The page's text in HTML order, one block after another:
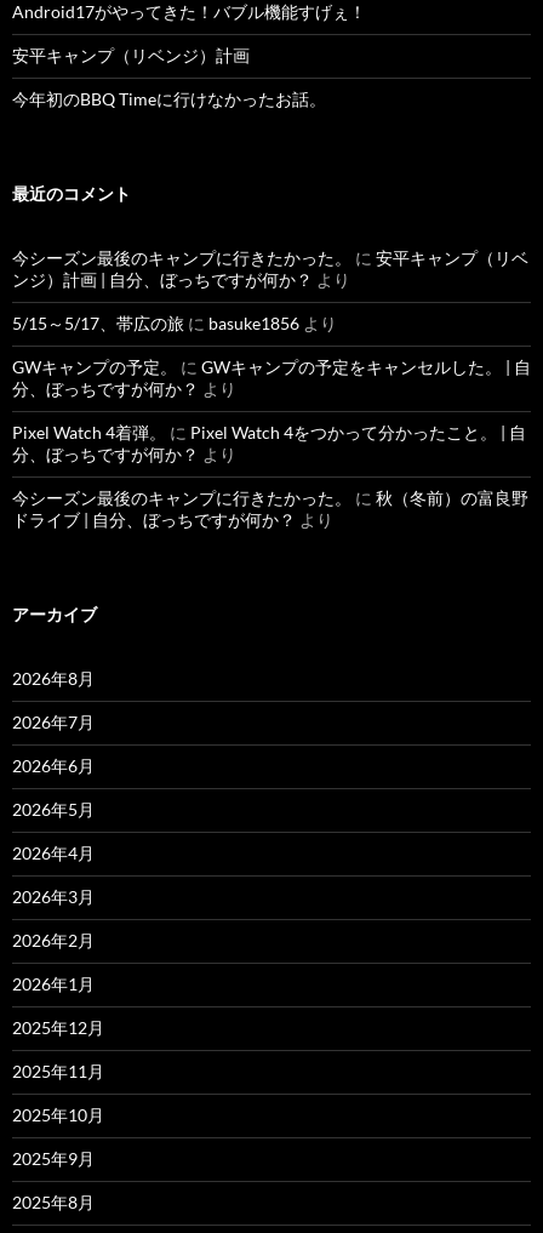
Android17がやってきた！バブル機能すげぇ！
安平キャンプ（リベンジ）計画
今年初のBBQ Timeに行けなかったお話。
最近のコメント
今シーズン最後のキャンプに行きたかった。 に 安平キャンプ（リベ
ンジ）計画 | 自分、ぼっちですが何か？ より
5/15～5/17、帯広の旅 に basuke1856 より
GWキャンプの予定。 に GWキャンプの予定をキャンセルした。 | 自
分、ぼっちですが何か？ より
Pixel Watch 4着弾。 に Pixel Watch 4をつかって分かったこと。 | 自
分、ぼっちですが何か？ より
今シーズン最後のキャンプに行きたかった。 に 秋（冬前）の富良野
ドライブ | 自分、ぼっちですが何か？ より
アーカイブ
2026年8月
2026年7月
2026年6月
2026年5月
2026年4月
2026年3月
2026年2月
2026年1月
2025年12月
2025年11月
2025年10月
2025年9月
2025年8月